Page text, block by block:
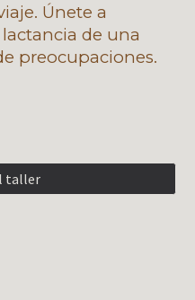
Únete a
de una
preocupaciones.
taller